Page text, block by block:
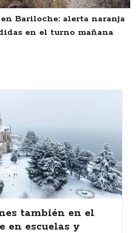
Bariloche: alerta naranja
en el turno mañana
también en el
en escuelas y